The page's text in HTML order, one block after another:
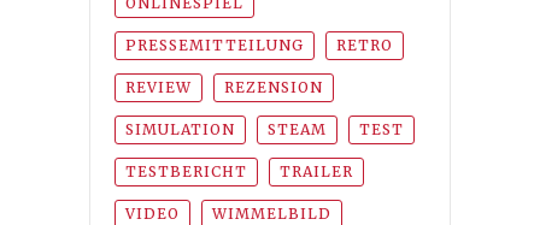
PRESSEMITTEILUNG RETRO
REVIEW REZENSION
SIMULATION STEAM TEST
TESTBERICHT TRAILER
VIDEO WIMMELBILD